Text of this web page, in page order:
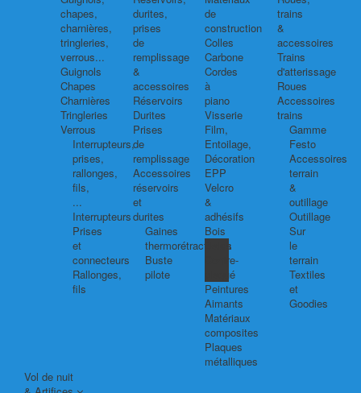
chapes,
charnières,
tringleries,
verrous...
Guignols
Chapes
Charnières
Tringleries
Verrous
Interrupteurs,
prises,
rallonges,
fils,
...
Interrupteurs
Prises
et
connecteurs
Rallonges,
fils
durites,
prises
de
remplissage
&
accessoires
Réservoirs
Durites
Prises
de
remplissage
Accessoires
réservoirs
et
durites
Gaines
thermorétractables
Buste
pilote
de
construction
Colles
Carbone
Cordes
à
piano
Visserie
Film,
Entoilage,
Décoration
EPP
Velcro
&
adhésifs
Bois
Balsa
Contre-
plaqué
Peintures
Aimants
Matériaux
composites
Plaques
métalliques
trains
&
accessoires
Trains
d'atterissage
Roues
Accessoires
trains
Gamme
Festo
Accessoires
terrain
&
outillage
Outillage
Sur
le
terrain
Textiles
et
Goodies
Vol de nuit